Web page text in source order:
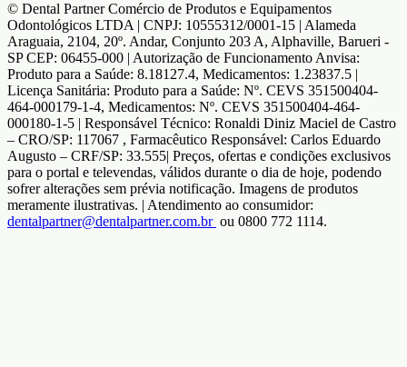
© Dental Partner Comércio de Produtos e Equipamentos
Odontológicos LTDA | CNPJ: 10555312/0001-15 | Alameda
Araguaia, 2104, 20º. Andar, Conjunto 203 A, Alphaville, Barueri -
SP CEP: 06455-000 | Autorização de Funcionamento Anvisa:
Produto para a Saúde: 8.18127.4, Medicamentos: 1.23837.5 |
Licença Sanitária: Produto para a Saúde: Nº. CEVS 351500404-
464-000179-1-4, Medicamentos: Nº. CEVS 351500404-464-
000180-1-5 | Responsável Técnico: Ronaldi Diniz Maciel de Castro
– CRO/SP: 117067 , Farmacêutico Responsável: Carlos Eduardo
Augusto – CRF/SP: 33.555| Preços, ofertas e condições exclusivos
para o portal e televendas, válidos durante o dia de hoje, podendo
sofrer alterações sem prévia notificação. Imagens de produtos
meramente ilustrativas. | Atendimento ao consumidor:
dentalpartner@dentalpartner.com.br ou 0800 772 1114.